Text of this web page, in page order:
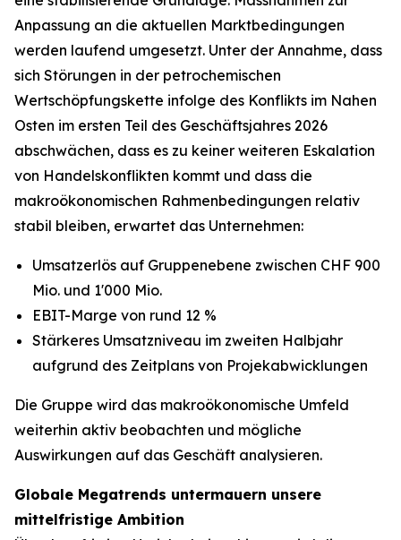
Anpassung an die aktuellen Marktbedingungen
werden laufend umgesetzt. Unter der Annahme, dass
sich Störungen in der petrochemischen
Wertschöpfungskette infolge des Konflikts im Nahen
Osten im ersten Teil des Geschäftsjahres 2026
abschwächen, dass es zu keiner weiteren Eskalation
von Handelskonflikten kommt und dass die
makroökonomischen Rahmenbedingungen relativ
stabil bleiben, erwartet das Unternehmen:
Umsatzerlös auf Gruppenebene zwischen CHF 900
Mio. und 1'000 Mio.
EBIT-Marge von rund 12 %
Stärkeres Umsatzniveau im zweiten Halbjahr
aufgrund des Zeitplans von Projekabwicklungen
Die Gruppe wird das makroökonomische Umfeld
weiterhin aktiv beobachten und mögliche
Auswirkungen auf das Geschäft analysieren.
Globale Megatrends untermauern unsere
mittelfristige Ambition